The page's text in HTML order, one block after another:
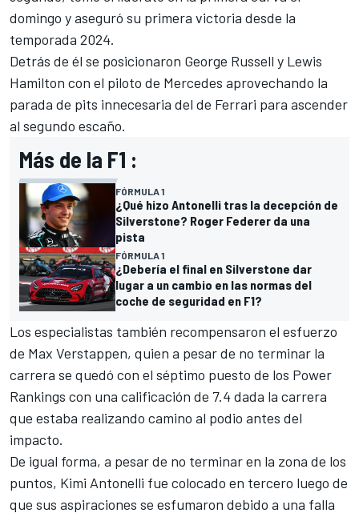
domingo y aseguró su primera victoria desde la
temporada 2024.
Detrás de él se posicionaron George Russell y Lewis
Hamilton con el piloto de Mercedes aprovechando la
parada de pits innecesaria del de Ferrari para ascender
al segundo escaño.
Más de la F1 :
FÓRMULA 1
¿Qué hizo Antonelli tras la decepción de
Silverstone? Roger Federer da una
pista
FÓRMULA 1
¿Debería el final en Silverstone dar
lugar a un cambio en las normas del
coche de seguridad en F1?
Los especialistas también recompensaron el esfuerzo
de Max Verstappen, quien a pesar de no terminar la
carrera se quedó con el séptimo puesto de los Power
Rankings con una calificación de 7.4 dada la carrera
que estaba realizando camino al podio antes del
impacto.
De igual forma, a pesar de no terminar en la zona de los
puntos, Kimi Antonelli fue colocado en tercero luego de
que sus aspiraciones se esfumaron debido a una falla